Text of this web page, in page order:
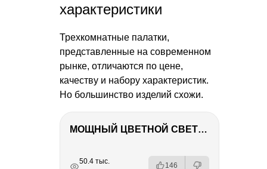
характеристики
Трехкомнатные палатки,
представленные на современном
рынке, отличаются по цене,
качеству и набору характеристик.
Но большинство изделий схожи.
МОЩНЫЙ ЦВЕТНОЙ СВЕТ – NANLITE FC-500C
РЕКЛАМА
РЕКЛАМА
РЕКЛАМА
РЕКЛАМА
50.4 тыс.
146